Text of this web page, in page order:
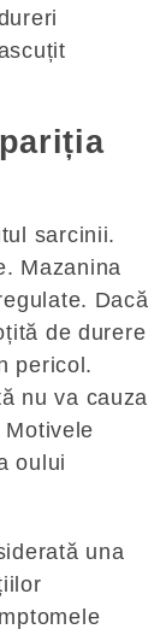
sarcinii.
Mazanina
Dacă
de durere
pericol.
nu va cauza
oului
una